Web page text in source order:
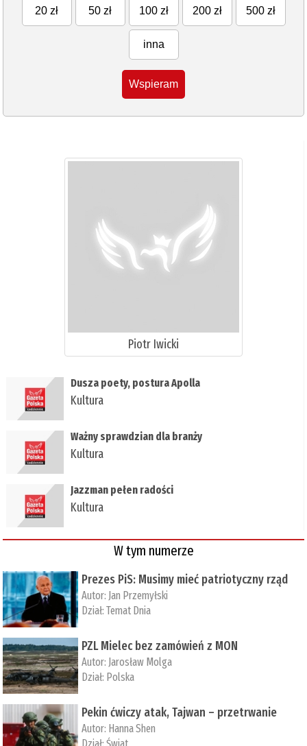
20 zł 50 zł 100 zł 200 zł 500 zł
inna
Wspieram
Piotr Iwicki
Dusza poety, postura Apolla
Kultura
Ważny sprawdzian dla branży
Kultura
Jazzman pełen radości
Kultura
W tym numerze
Prezes PiS: Musimy mieć patriotyczny rząd
Autor: Jan Przemyłski
Dział:Temat Dnia
PZL Mielec bez zamówień z MON
Autor: Jarosław Molga
Dział: Polska
Pekin ćwiczy atak, Tajwan – przetrwanie
Autor: ­Hanna Shen